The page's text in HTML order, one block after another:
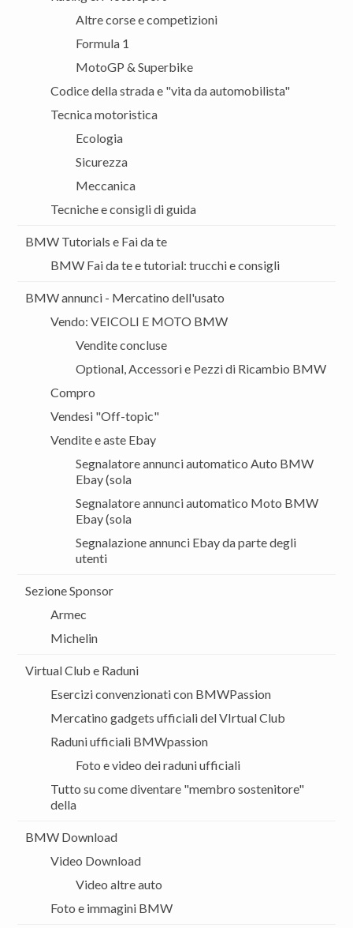
Altre corse e competizioni
Formula 1
MotoGP & Superbike
Codice della strada e "vita da automobilista"
Tecnica motoristica
Ecologia
Sicurezza
Meccanica
Tecniche e consigli di guida
BMW Tutorials e Fai da te
BMW Fai da te e tutorial: trucchi e consigli
BMW annunci - Mercatino dell'usato
Vendo: VEICOLI E MOTO BMW
Vendite concluse
Optional, Accessori e Pezzi di Ricambio BMW
Compro
Vendesi "Off-topic"
Vendite e aste Ebay
Segnalatore annunci automatico Auto BMW
Ebay (sola
Segnalatore annunci automatico Moto BMW
Ebay (sola
Segnalazione annunci Ebay da parte degli
utenti
Sezione Sponsor
Armec
Michelin
Virtual Club e Raduni
Esercizi convenzionati con BMWPassion
Mercatino gadgets ufficiali del VIrtual Club
Raduni ufficiali BMWpassion
Foto e video dei raduni ufficiali
Tutto su come diventare "membro sostenitore"
della
BMW Download
Video Download
Video altre auto
Foto e immagini BMW